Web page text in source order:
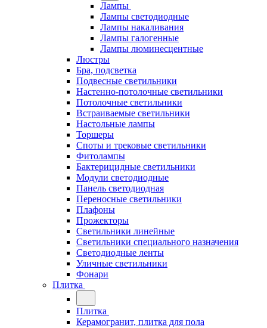
Лампы
Лампы светодиодные
Лампы накаливания
Лампы галогенные
Лампы люминесцентные
Люстры
Бра, подсветка
Подвесные светильники
Настенно-потолочные светильники
Потолочные светильники
Встраиваемые светильники
Настольные лампы
Торшеры
Споты и трековые светильники
Фитолампы
Бактерицидные светильники
Модули светодиодные
Панель светодиодная
Переносные светильники
Плафоны
Прожекторы
Светильники линейные
Светильники специального назначения
Светодиодные ленты
Уличные светильники
Фонари
Плитка
Плитка
Керамогранит, плитка для пола